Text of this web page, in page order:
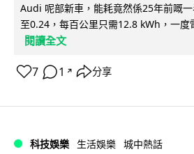
Audi 呢部新車，能耗竟然係25年前嘅
至0.24，每百公里只需12.8 kWh，一度
閱讀全文
7 1 ↗ 分享
科技娛樂 生活娛樂 城中熱話